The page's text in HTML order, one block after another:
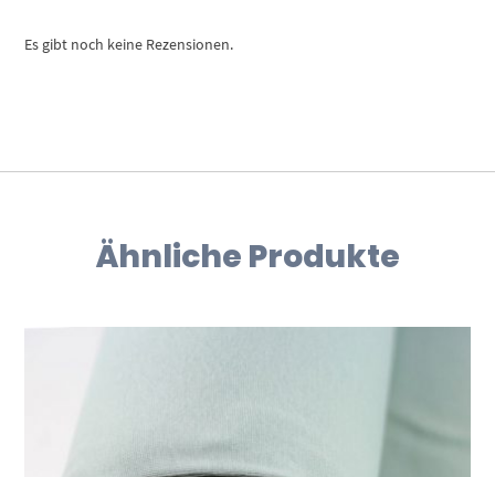
Es gibt noch keine Rezensionen.
Ähnliche Produkte